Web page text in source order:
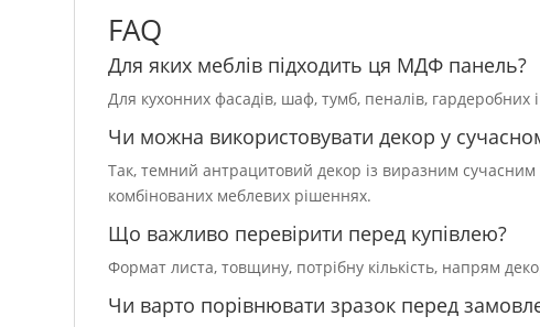
FAQ
Для яких меблів підходить ця МДФ панель?
Для кухонних фасадів, шаф, тумб, пеналів, гардеробних
Чи можна використовувати декор у
Так, темний антрацитовий декор із виразним
комбінованих меблевих рішеннях.
Що важливо перевірити перед купівлею?
Формат листа, товщину, потрібну кількість, напрям
Чи варто порівнювати зразок перед